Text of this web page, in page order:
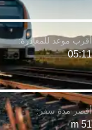
51 m
05:11